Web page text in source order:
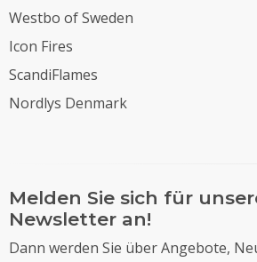
Westbo of Sweden
Icon Fires
ScandiFlames
Nordlys Denmark
Melden Sie sich für
Newsletter an!
Dann werden Sie über Angebote,